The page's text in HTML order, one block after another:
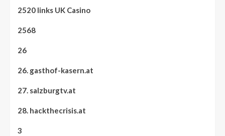
2520 links UK Casino
2568
26
26. gasthof-kasern.at
27. salzburgtv.at
28. hackthecrisis.at
3